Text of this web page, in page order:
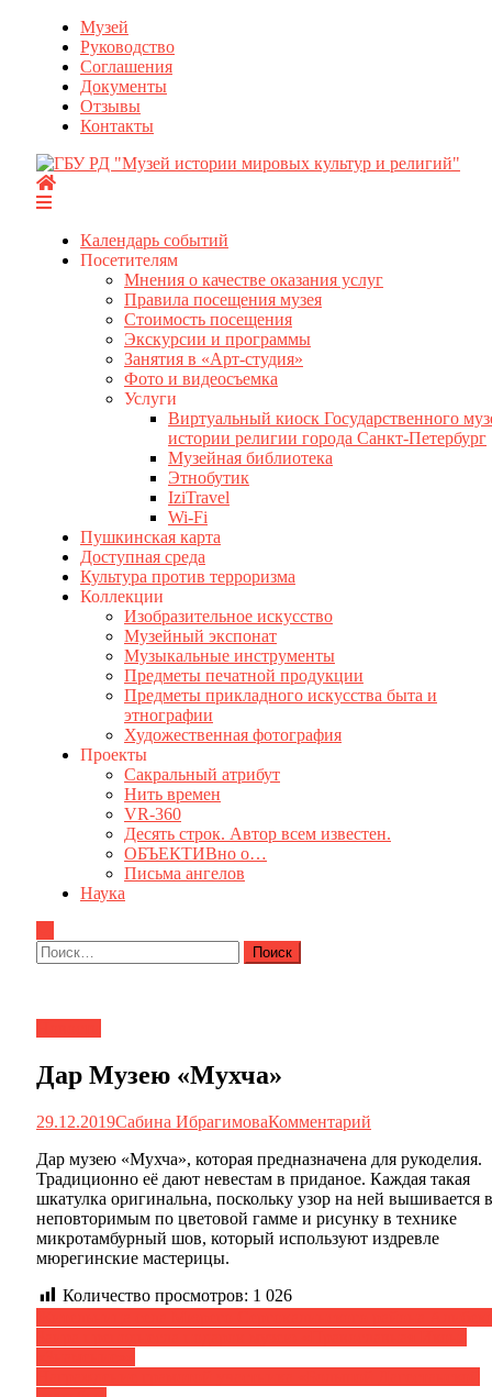
Перейти
содержимому
Музей
Руководство
Соглашения
Документы
Отзывы
Контакты
Календарь событий
Посетителям
Мнения о качестве оказания услуг
Правила посещения музея
Стоимость посещения
Экскурсии и программы
Занятия в «Арт-студия»
Фото и видеосъемка
Услуги
Виртуальный киоск Государственного
истории религии города Санкт-Петербург
Музейная библиотека
Этнобутик
IziTravel
Wi-Fi
Пушкинская карта
Доступная среда
Культура против терроризма
Коллекции
Изобразительное искусство
Музейный экспонат
Музыкальные инструменты
Предметы печатной продукции
Предметы прикладного искусства быта и
этнографии
Художественная фотография
Проекты
Сакральный атрибут
Нить времен
VR-360
Десять строк. Автор всем известен.
ОБЪЕКТИВно о…
Письма ангелов
Наука
Найти:
Дар Музею «Мухча»
29.12.2019Сабина ИбрагимоваКомментарий
Дар музею «Мухча», которая предназначена для рукоделия.
Традиционно её дают невестам в приданое. Каждая такая
шкатулка оригинальна, поскольку узор на ней вышивается в
неповторимым по цветовой гамме и рисунку в технике
микротамбурный шов, который используют издревле
мюрегинские мастерицы.
Количество просмотров: 1 026
Навигация
по
записям